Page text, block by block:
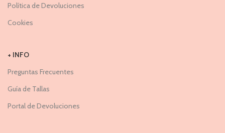
Política de Devoluciones
Cookies
+ INFO
Preguntas Frecuentes
Guía de Tallas
Portal de Devoluciones